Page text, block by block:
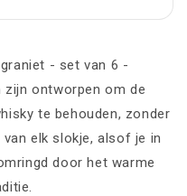
- set van 6 -
zijn ontworpen om de
te behouden, zonder
elk slokje, alsof je in
door het warme